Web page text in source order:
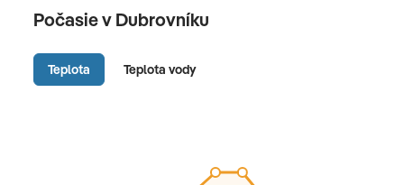
Počasie v Dubrovníku
Teplota Teplota vody